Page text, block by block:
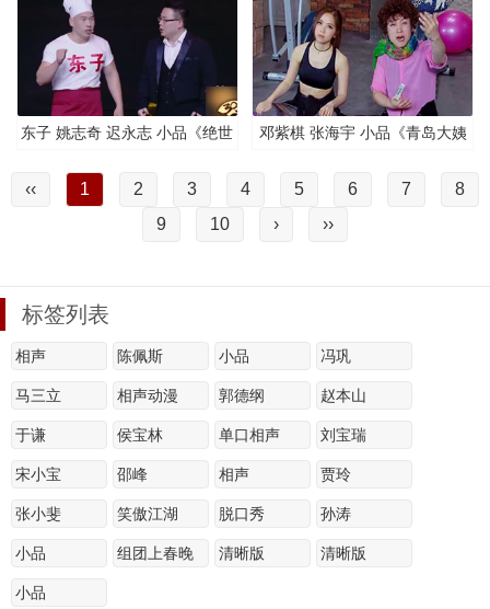
东子 姚志奇 迟永志 小品《绝世
邓紫棋 张海宇 小品《青岛大姨
‹‹ 1 2 3 4 5 6 7
8
9
10 › ››
标签列表
相声 陈佩斯 小品 冯巩
马三立 相声动漫 郭德纲 赵本山
于谦 侯宝林 单口相声 刘宝瑞
宋小宝 邵峰 相声 贾玲
张小斐 笑傲江湖 脱口秀 孙涛
小品 组团上春晚 清晰版 清晰版
小品